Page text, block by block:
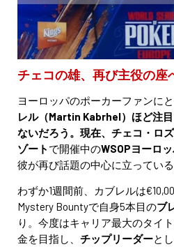
チェコの雄、再び主役の座
ヨーロッパのポーカーファンにと
レル（Martin Kabrhel）ほど注
ないだろう。現在、チェコ・ロ
ゾート で開催中のWSOPヨーロ
彼が再び話題の中心に立っている
わずか1週間前、カブレルは
Mystery Bountyで自身5本目のブ
り。今度はキャリア最大のタイ
金を目指し、 チップリーダーと